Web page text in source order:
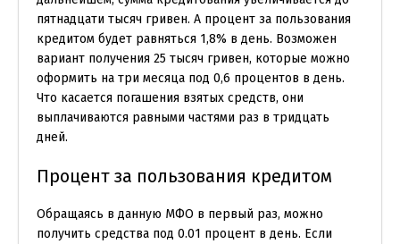
пятнадцати тысяч гривен. А процент за пользования
кредитом будет равняться 1,8% в день. Возможен
вариант получения 25 тысяч гривен, которые можно
оформить на три месяца под 0,6 процентов в день.
Что касается погашения взятых средств, они
выплачиваются равными частями раз в тридцать
дней.
Процент за пользования кредитом
Обращаясь в данную МФО в первый раз, можно
получить средства под 0.01 процент в день. Если